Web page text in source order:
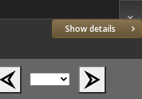
Show details